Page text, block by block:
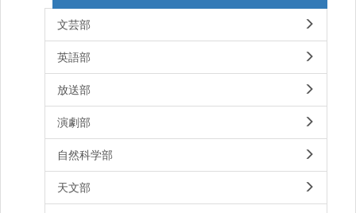
文芸部
英語部
放送部
演劇部
自然科学部
天文部